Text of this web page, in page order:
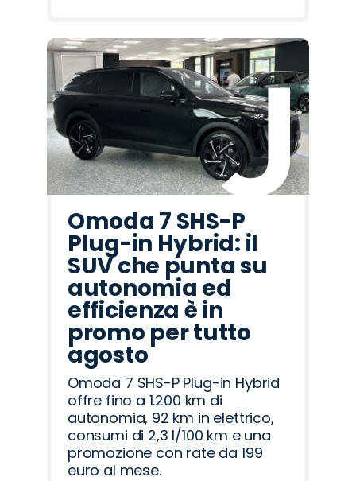
Omoda 7 SHS-P
Plug-in Hybrid: il
SUV che punta su
autonomia ed
efficienza è in
promo per tutto
agosto
Omoda 7 SHS-P Plug-in Hybrid
offre fino a 1.200 km di
autonomia, 92 km in elettrico,
consumi di 2,3 l/100 km e una
promozione con rate da 199
euro al mese.